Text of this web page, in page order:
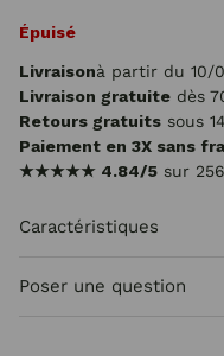
Épuisé
Livraisonà partir du 10/
Livraison gratuite dès
Retours gratuits sous
Paiement en 3X sans
★★★★★ 4.84/5 sur
Caractéristiques
Poser une question